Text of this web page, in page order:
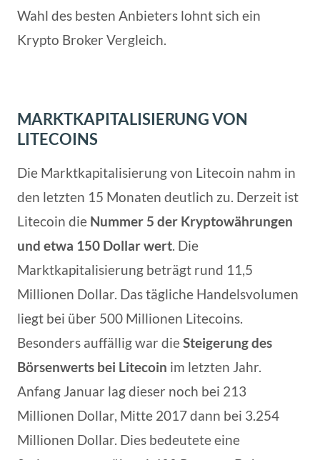
Wahl des besten Anbieters lohnt sich ein
Krypto Broker Vergleich.
MARKTKAPITALISIERUNG VON
LITECOINS
Die Marktkapitalisierung von Litecoin nahm in
den letzten 15 Monaten deutlich zu. Derzeit ist
Litecoin die Nummer 5 der Kryptowährungen
und etwa 150 Dollar wert. Die
Marktkapitalisierung beträgt rund 11,5
Millionen Dollar. Das tägliche Handelsvolumen
liegt bei über 500 Millionen Litecoins.
Besonders auffällig war dieSteigerung des
Börsenwerts bei Litecoin im letzten Jahr.
Anfang Januar lag dieser noch bei 213
Millionen Dollar, Mitte 2017 dann bei 3.254
Millionen Dollar. Dies bedeutete eine